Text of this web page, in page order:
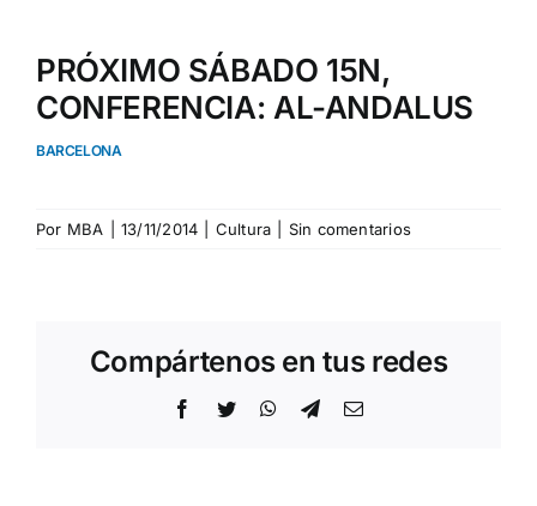
PRÓXIMO SÁBADO 15N,
CONFERENCIA: AL-ANDALUS
BARCELONA
Por MBA 13/11/2014 Cultura Sin comentarios
Compártenos en tus redes
Facebook
Twitter WhatsApp
TelegramCorreo